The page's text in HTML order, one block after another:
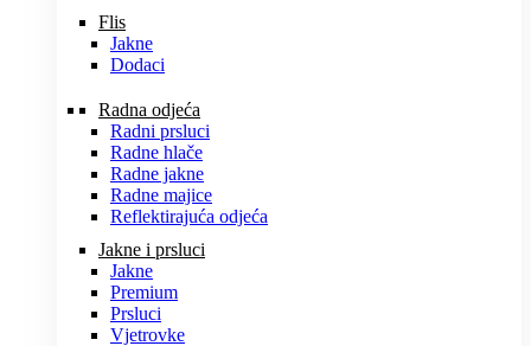
Flis
Jakne
Dodaci
Radna odjeća
Radni prsluci
Radne hlače
Radne jakne
Radne majice
Reflektirajuća odjeća
Jakne i prsluci
Jakne
Premium
Prsluci
Vjetrovke